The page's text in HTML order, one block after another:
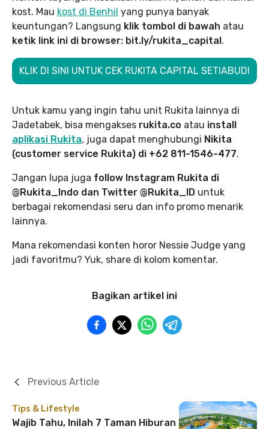
kost. Mau kost di Benhil yang punya banyak
keuntungan? Langsung klik tombol di bawah atau
ketik link ini di browser: bit.ly/rukita_capital.
KLIK DI SINI UNTUK CEK RUKITA CAPITAL SETIABUDI
Untuk kamu yang ingin tahu unit Rukita lainnya di
Jadetabek, bisa mengakses rukita.co atau install
aplikasi Rukita, juga dapat menghubungi Nikita
(customer service Rukita) di +62 811-1546-477.
Jangan lupa juga follow Instagram Rukita di
@Rukita_Indo dan Twitter @Rukita_ID untuk
berbagai rekomendasi seru dan info promo menarik
lainnya.
Mana rekomendasi konten horor Nessie Judge yang
jadi favoritmu? Yuk, share di kolom komentar.
Bagikan artikel ini
Tips & Lifestyle
Wajib Tahu, Inilah 7 Taman Hiburan
Previous Article